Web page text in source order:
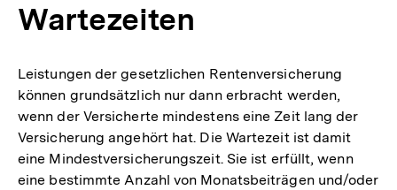
Übersicht
Wartezeiten
Leistungen der gesetzlichen Rentenversicherung
können grundsätzlich nur dann erbracht werden,
wenn der Versicherte mindestens eine Zeit lang der
Versicherung angehört hat. Die Wartezeit ist damit
eine Mindestversicherungszeit. Sie ist erfüllt, wenn
eine bestimmte Anzahl von Monatsbeiträgen und/oder